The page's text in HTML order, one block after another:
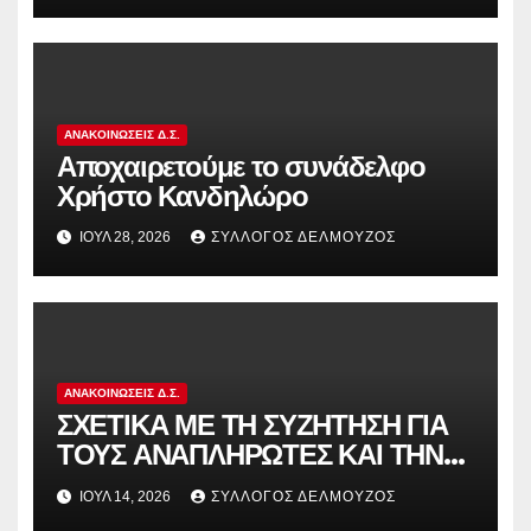
στην αντιδραστική αξιολόγηση!
ΑΝΑΚΟΙΝΏΣΕΙΣ Δ.Σ.
Αποχαιρετούμε το συνάδελφο
Χρήστο Κανδηλώρο
ΙΟΎΛ 28, 2026 ΣΎΛΛΟΓΟΣ ΔΕΛΜΟΎΖΟΣ
ΑΝΑΚΟΙΝΏΣΕΙΣ Δ.Σ.
ΣΧΕΤΙΚΑ ΜΕ ΤΗ ΣΥΖΗΤΗΣΗ ΓΙΑ
ΤΟΥΣ ΑΝΑΠΛΗΡΩΤΕΣ ΚΑΙ ΤΗΝ
ΠΑΡΑΠΟΜΠΗ ΤΗΣ ΕΛΛΑΔΑΣ
ΣΤΟ ΕΥΡΩΠΑΪΚΟ ΔΙΚΑΣΤΗΡΙΟ
ΙΟΎΛ 14, 2026 ΣΎΛΛΟΓΟΣ ΔΕΛΜΟΎΖΟΣ